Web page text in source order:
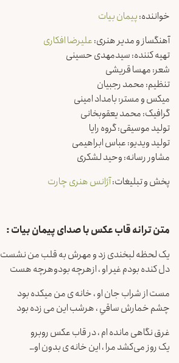
خواننده:پیمان بیات
آهنگساز و مدیر هنری:علیرضا افکاری
تهیه کننده: سیدمهدی حسینی
شعر: مهسا قریشی
تنظیم: محمد رجبیان
میکس و مستر: بامداد امینی
گرافیک: محمد یعقوبخانی
تولید موسیقی: گروه رایا
تولید ویدیو: عباس ابراهیمی
مشاور رسانه: وحید لشکری
پخش و تبلیغات:آژانس هنری چارت
متن ترانه قاب عکس با صدای پیمان بیات:
یک لحظه لبخندی زد و مهرش به قلب من نشست
دل کنده بودم غیر او ، ازهرچه بودوهرچه هست
مست از شراب جان او ، خانه ی من میکده بود
چشم خمارش ساقیِ ، هرشب این می زده بود
غرق نگاهی مانده ام ، در قاب عکس روبرو
یک روز می‌کشد مرا ، این خانه ی بدون او…